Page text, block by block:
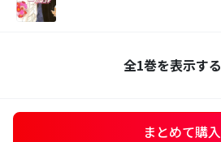
全1巻を表示する
まとめて購入